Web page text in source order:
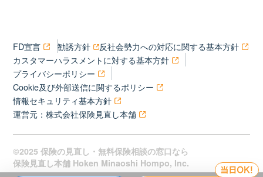
FD宣言 勧誘方針
反社会勢力への対応に関する基本方針
カスタマーハラスメントに対する基本方針
プライバシーポリシー
Cookie及び外部送信に関するポリシー
情報セキュリティ基本方針
運営元：株式会社保険見直し本舗
©2025 保険の見直し・無料保険相談の窓口なら
保険見直し本舗 Hoken Minaoshi Hompo, Inc.